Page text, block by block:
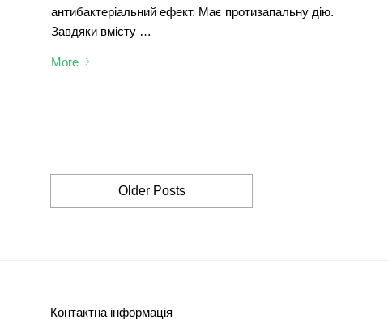
антибактеріальний ефект. Має протизапальну дію.
Завдяки вмісту …
More
Older Posts
Контактна інформація